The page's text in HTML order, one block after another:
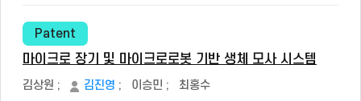
Patent
마이크로 장기 및 마이크로로봇 기반 생체 모사 시스템
김상원 ; 김진영 ; 이승민 ; 최홍수